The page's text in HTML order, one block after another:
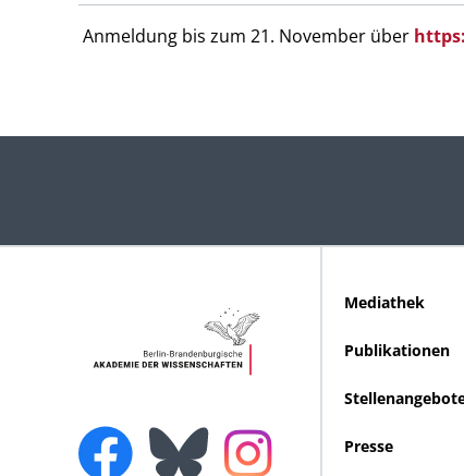
Anmeldung bis zum 21. November über
Mediathek
Publikationen
Presse